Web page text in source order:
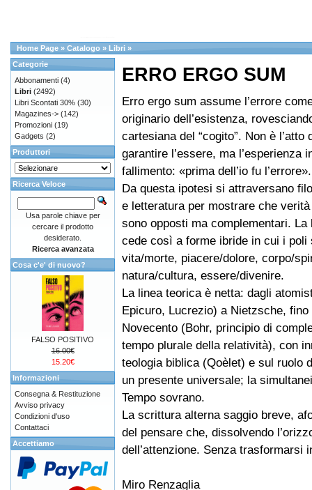
Home Page » Catalogo » Libri »
ERRO ERGO SUM
Erro ergo sum assume l’errore
originario dell’esistenza,
cartesiana del “cogito”. Non è l’atto
garantire l’essere, ma l’esperienza
fallimento: «prima dell’io fu l’errore».
Da questa ipotesi si attraversano
e letteratura per mostrare che
sono opposti ma complementari. La
cede così a forme ibride in cui i poli
vita/morte, piacere/dolore, corpo/
natura/cultura, essere/divenire.
La linea teorica è netta: dagli
Epicuro, Lucrezio) a Nietzsche,
Novecento (Bohr, principio di
tempo plurale della relatività), con
teologia biblica (Qoèlet) e sul ruolo
un presente universale; la
Tempo sovrano.
La scrittura alterna saggio breve,
del pensare che, dissolvendo
dell’attenzione. Senza trasformarsi
Miro Renzaglia
Categorie
Abbonamenti (4)
Libri (2492)
Libri Scontati 30% (30)
Magazines-> (142)
Promozioni (19)
Gadgets (2)
Produttori
Ricerca Veloce
Usa parole chiave per
cercare il prodotto
desiderato.
Ricerca avanzata
Cosa c'e' di nuovo?
FALSO POSITIVO
16.00€
15.20€
Informazioni
Consegna & Restituzione
Avviso privacy
Condizioni d'uso
Contattaci
Accettiamo